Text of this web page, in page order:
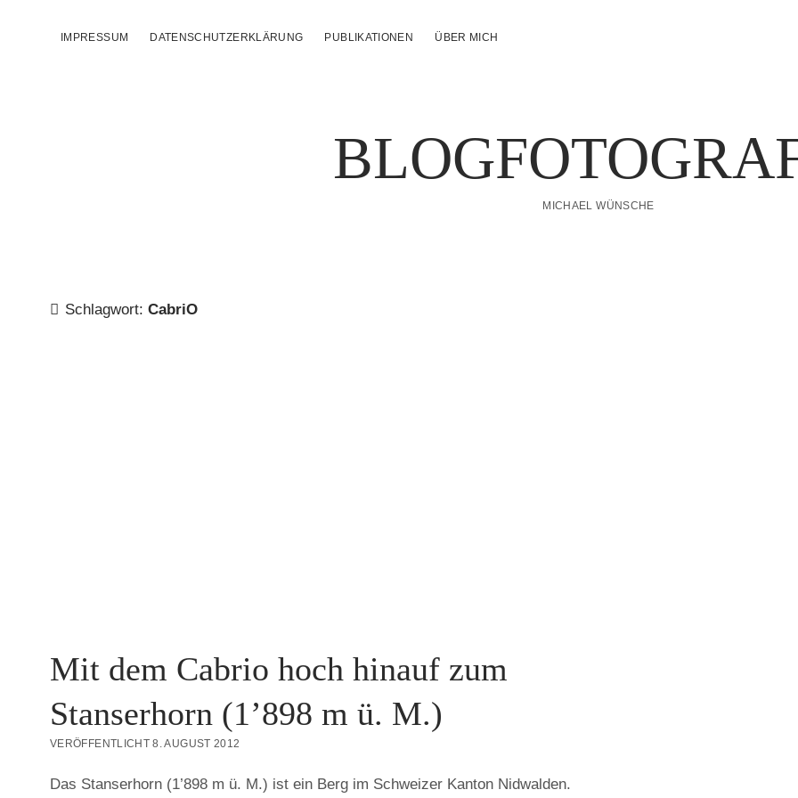
IMPRESSUM DATENSCHUTZERKLÄRUNG PUBLIKATIONEN ÜBER MICH
MICHAEL WÜNSCHE
Schlagwort: CabriO
Mit dem Cabrio hoch hinauf zum
Stanserhorn (1’898 m ü. M.)
VERÖFFENTLICHT 8. AUGUST 2012
Das Stanserhorn (1’898 m ü. M.) ist ein Berg im Schweizer Kanton Nidwalden.